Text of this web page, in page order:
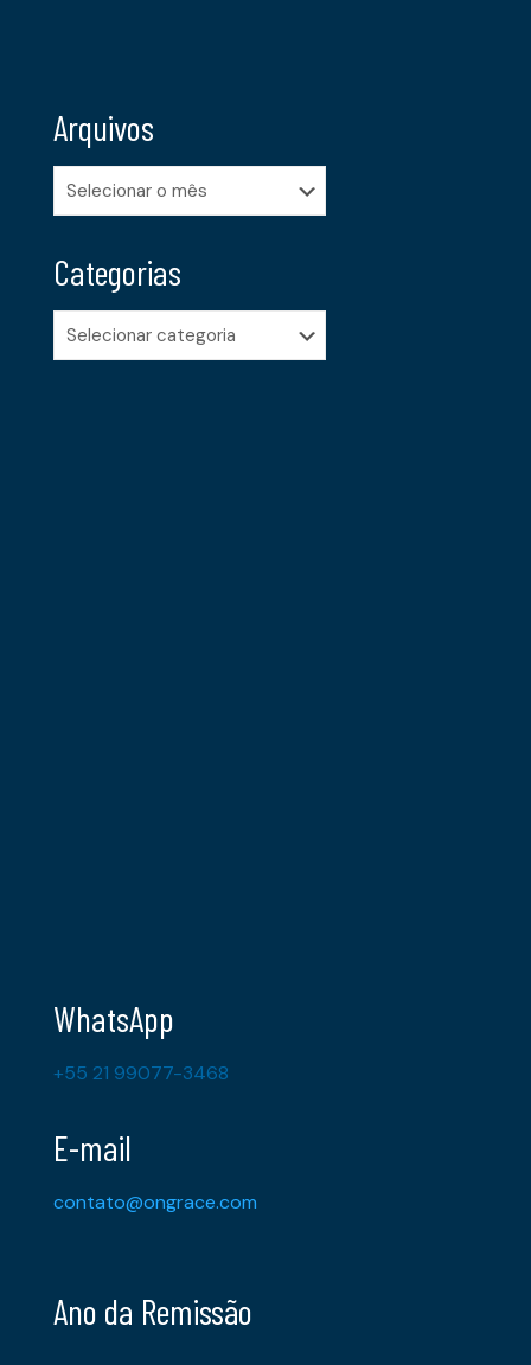
Arquivos
Arquivos
Categorias
Categorias
WhatsApp
+55 21 99077-3468
E-mail
contato@ongrace.com
Ano da Remissão